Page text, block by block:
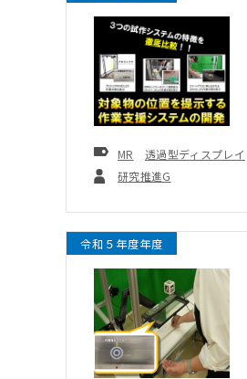
キーワード
MR 透過型ディスプレイ
お問い合わせ
研究推進G
令和５年度年度